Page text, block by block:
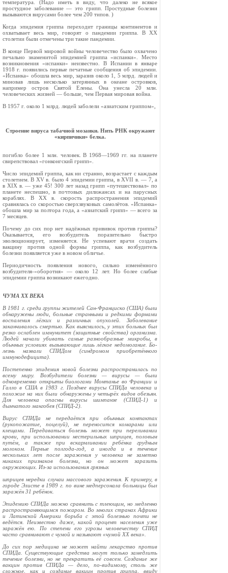
температура. (Надо иметь в виду, что далеко не всякое
простуд­ное заболевание — это грипп. Простудные болезни
вызываются вирусами более чем 200 типов. )
Когда эпидемия гриппа переходит границы континентов и
охватывает весь мир, говорят о пандемии гриппа. В XX
столетии были отмечены три такие пандемии.
В конце Первой мировой войны человечество было охвачено
печально знаменитой эпидемией гриппа «испанки». Место
воз­никновения «испанки» неизвестно. В Испании в январе
1918 г. появились первые печатные сообщения об эпидемии.
«Испанка» обошла весь мир, заразив около 1, 5 млрд. людей и
миновав лишь несколько затерянных в океане островков,
например остров Святой Елены. Она унесла 20 млн.
человеческих жизней — больше, чем Первая мировая война.
В 1957 г. около 1 млрд. людей заболели «азиатским гриппом»,
Строение вируса табачной мозаики. Нить РНК окружают
«кирпичики» белка.
погибло более 1 млн. человек. В 1968—1969 гг. на планете
сви­репствовал «гонконгский грипп».
Число эпидемий гриппа, как ни странно, возрастает с каж­дым
столетием. В XV в. было 4 эпидемии гриппа, в XVII в. — 7, а
в XIX в. — уже 45! 300 лет назад грипп «путешествовал» по
планете неспешно, в почтовых дилижансах и на парусных
кораблях. В XX в. скорость распространения эпидемий
сравня­лась со скоростью сверхзвуковых самолётов. «Испанка»
обошла мир за полтора года, а «азиатский грипп» — всего за
7 месяцев.
Почему до сих пор нет надёжных прививок против гриппа?
Оказывается, его возбудитель поразительно быстро
эволюциони­рует, изменяется. Не успевают врачи создать
вакцину против одной формы гриппа, как возбудитель
болезни появляется уже в новом обличье.
Периодичность появления нового, сильно изменённого
возбудителя-«оборотня» — около 12 лет. Но более слабые
эпидемии гриппа возникают ежегодно.
ЧУМА XX ВЕКА
В 1981 г. среди группы жителей Сан-Фран­циско (США) были
обнару­жены люди, больные странными и редкими фор­мами
воспаления лёгких и различных опухолей. Заболе­вание
заканчивалось смер­тью. Как выяснилось, у этих больных был
резко ослаблен иммунитет (защитные свойства) организма.
Людей начали убивать самые разнообраз­ные микробы, в
обычных ус­ловиях вызывающие лишь лёгкое недомогание. Бо­
лезнь назвали СПИДом (синдромом приобретённо­го
иммунодефицита).
Постепенно эпидемия новой болезни распрост­ранилась по
всему миру. Возбудители болезни — вирусы — были
одновремен­но открыты биологами Монтанье во Франции и
Галло в США в 1983 г. Позднее вирусы СПИДа че­ловека и
похожие на них бы­ли обнаружены у четырёх видов обезьян.
Для челове­ка опасны вирусы шимпан­зе (СПИД-1) и
дымчатого мангобея (СПИД-2).
Вирус СПИДа не пере­даётся при обычных кон­тактах
(рукопожатие, поцелуй), не переносится комарами или
клещами. Пе­редаваться болезнь может при переливании
крови, при использовании нестерильных шприцев, поло­вым
путём, а также при вскармливании ребёнка грудным
молоком. Первые полгода-год, а иногда и в течение
нескольких лет после заражения у человека не заметно
никаких призна­ков болезни, но он может заразить
окружающих. Из-за использования грязных
шприцев нередки случаи массового зара­жения. К примеру, в
городе Элисте в 1989 г. по вине медперсонала больницы был
заражён 31 ребёнок.
Эпидемию СПИДа можно сравнить с тлеющим, но медленно
распространя­ющимся пожаром. Во многих странах Африки
и Латинской Америки борьба с этой болезнью почти не
ведётся. Неизвестно даже, какой процент насе­ления уже
заражён ею. По степени его угрозы человечеству СПИД
часто сравнивают с чумой и называют «чу­мой XX века».
До сих пор медицина не может найти лекарство против
СПИДа. Суще­ствующие средства могут только за­медлить
течение болезни, но не прекратить её совсем. Создание же
вакцин против СПИДа — дело, по-видимому, столь же
сложное, как и соз­дание вакцин против гриппа, ввиду